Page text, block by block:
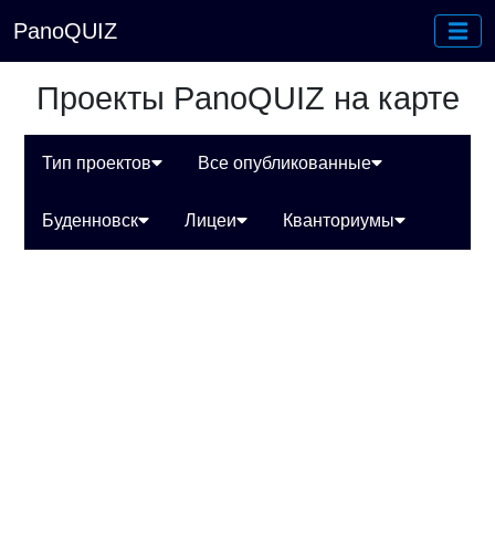
PanoQUIZ
Проекты PanoQUIZ на карте
Тип проектов Все опубликованные
Буденновск Лицеи Кванториумы